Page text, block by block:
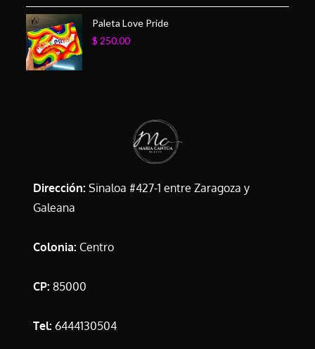
Paleta Love Pride
$ 250.00
Dirección: Sinaloa #427-1 entre Zaragoza y
Galeana
Colonia: Centro
CP: 85000
Tel: 6444130504